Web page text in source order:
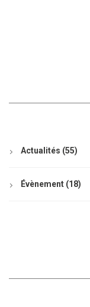
Actualités (55)
Évènement (18)